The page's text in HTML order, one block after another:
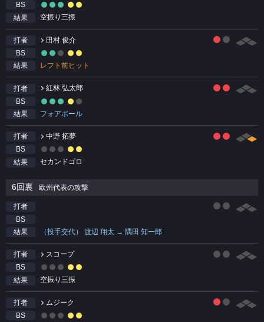
BS
結果
空振り三振
打者
田村 俊介
BS
結果
レフト前ヒット
打者
紅林 弘太郎
BS
結果
フォアボール
打者
中野 拓夢
BS
結果
セカンドゴロ
6回裏 欧州代表の攻撃
打者
BS
結果
（投手交代） 渡辺 翔太 → 隅田 知一郎
打者
スコープ
BS
結果
空振り三振
打者
ムジーク
BS